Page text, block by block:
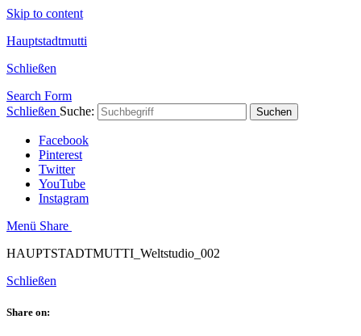
Skip to content
Hauptstadtmutti
Schließen
Search Form
Schließen Suche: Suchen
Facebook
Pinterest
Twitter
YouTube
Instagram
Menü Share
HAUPTSTADTMUTTI_Weltstudio_002
Schließen
Share on: